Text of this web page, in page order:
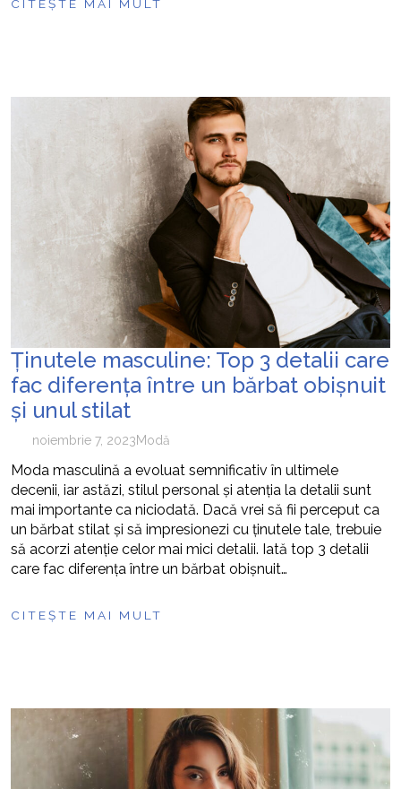
CITEȘTE MAI MULT
Ținutele masculine: Top 3 detalii care
fac diferența între un bărbat obișnuit
și unul stilat
noiembrie 7, 2023Modă
Moda masculină a evoluat semnificativ în ultimele
decenii, iar astăzi, stilul personal și atenția la detalii sunt
mai importante ca niciodată. Dacă vrei să fii perceput ca
un bărbat stilat și să impresionezi cu ținutele tale, trebuie
să acorzi atenție celor mai mici detalii. Iată top 3 detalii
care fac diferența între un bărbat obișnuit…
CITEȘTE MAI MULT